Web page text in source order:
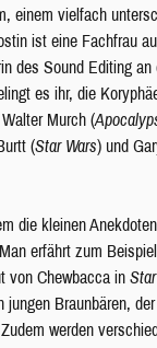
einem vielfach
ist eine Fachfrau
des Sound Editing
es ihr, die
Murch (
(Star Wars) und
die kleinen
erfährt zum
von Chewbacca in
jungen Braunbären,
werden